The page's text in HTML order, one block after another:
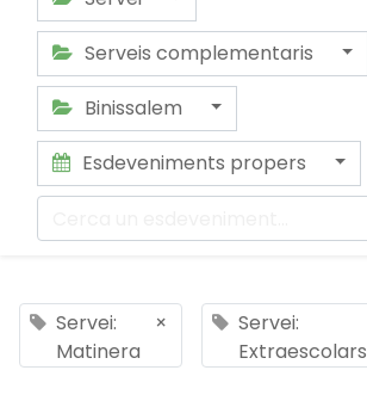
Serveis complementaris
Binissalem
Esdeveniments propers
Servei:
Matinera
×
Servei:
Extraescolars